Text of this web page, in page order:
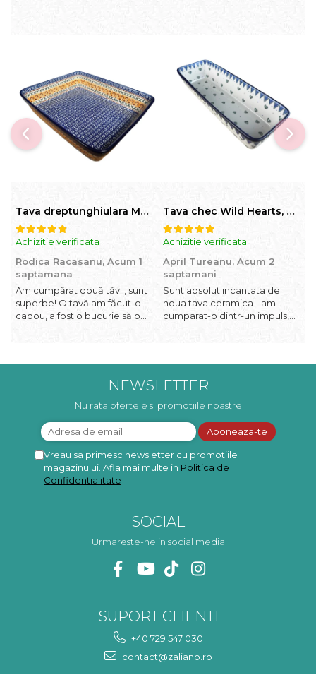
Tava dreptunghiulara Morning Sunrise, ceramica smaltuita, pictata manual, 27,0 X 32, 5 cm
Achizitie verificata
Rodica Racasanu, Acum 1
saptamana
Am cumpărat două tăvi , sunt
superbe! O tavă am făcut-o
cadou, a fost o bucurie să o
folosim, are viață. Vă
Tava chec Wild Hearts, ceramica smaltuita, pictata manual, 31,0 X 12,0 cm
Achizitie verificata
April Tureanu, Acum 2
saptamani
Sunt absolut incantata de
noua tava ceramica - am
cumparat-o dintr-un impuls,
rugina dupa spalare. Aceasta
ma va scapa de aceasta
neplacere, in plus este tare
frumoasa, o ...
NEWSLETTER
Nu rata ofertele si promotiile noastre
Vreau sa primesc newsletter cu promotiile
magazinului. Afla mai multe in Politica de
Confidentialitate
SOCIAL
Urmareste-ne in social media
SUPORT CLIENTI
+40 729 547 030
contact@zaliano.ro